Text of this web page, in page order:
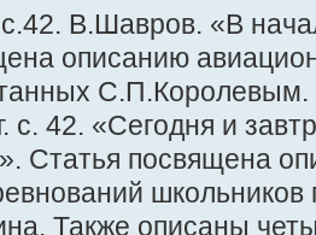
В.Шавров. «В
описанию
С.П.Королевым.
с. 42. «Сегодня и
Статья посвящена
Также описаны